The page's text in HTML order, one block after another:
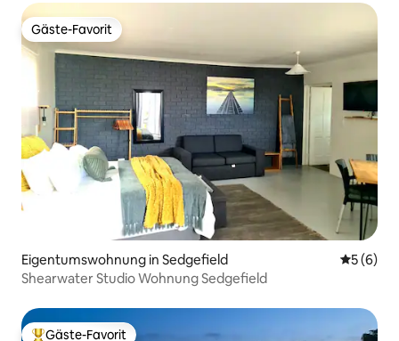
Gäste-Favorit
Gäste-Favorit
Eigentumswohnung in Sedgefield
5 (6)
Shearwater Studio Wohnung Sedgefield
Gäste-Favorit